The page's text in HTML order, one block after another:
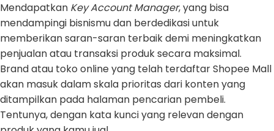
Mendapatkan Key Account Manager, yang bisa
mendampingi bisnismu dan berdedikasi untuk
memberikan saran-saran terbaik demi meningkatkan
penjualan atau transaksi produk secara maksimal.
Brand atau toko online yang telah terdaftar Shopee Mall
akan masuk dalam skala prioritas dari konten yang
ditampilkan pada halaman pencarian pembeli.
Tentunya, dengan kata kunci yang relevan dengan